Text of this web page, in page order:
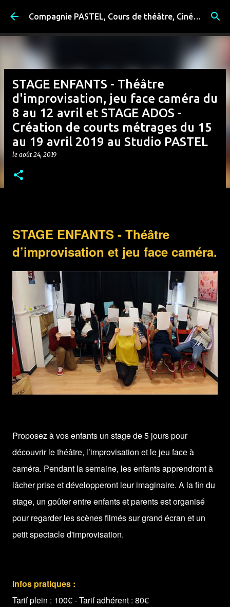
Accéder au contenu principal Compagnie PASTEL, Cours de théâtre, Cinéma, Exposition, Ateliers artistiques, Spectacle à Reims
STAGE ENFANTS - Théâtre
d'improvisation, jeu face caméra du
8 au 12 avril et STAGE ADOS -
Création de courts métrages du 15
au 19 avril 2019 au Studio PASTEL
le août 24, 2019
STAGE ENFANTS - Théâtre
d’improvisation et jeu face caméra.
Proposez à vos enfants un stage de 5 jours pour
découvrir le théâtre, l’improvisation et le jeu face à
caméra. Pendant la semaine, les enfants apprendront à
lâcher prise et développeront leur imaginaire. A la fin du
stage, un goûter entre enfants et parents est organisé
pour regarder les scènes filmés sur grand écran et un
petit spectacle d'improvisation.
Infos pratiques :
Tarif plein : 100€ - Tarif adhérent : 80€